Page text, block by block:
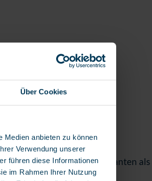
Über Cookies
Medien anbieten zu können
Verwendung unserer
führen diese Informationen
im Rahmen Ihrer Nutzung
8 maaltijden
Dit is namens zowel klanten als
instellingen